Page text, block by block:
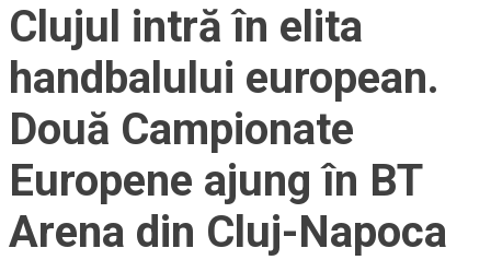
Clujul intră în elita
handbalului european.
Două Campionate
Europene ajung în BT
Arena din Cluj-Napoca